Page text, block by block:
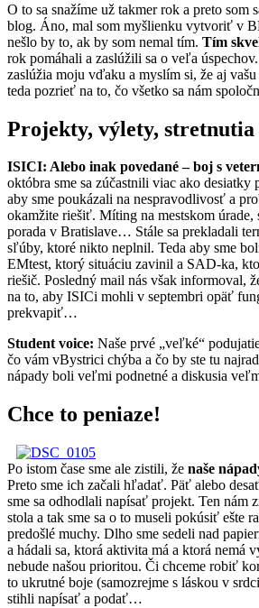
O to sa snažíme už takmer rok a preto som
blog. Áno, mal som myšlienku vytvoriť v
nešlo by to, ak by som nemal tím. Tím
rok pomáhali a zaslúžili sa o veľa
zaslúžia moju vďaku a myslím si, že aj
teda pozrieť na to, čo všetko sa nám
Projekty, výlety,
ISICI: Alebo inak povedané – boj s
októbra sme sa zúčastnili viac ako desiatky
aby sme poukázali na nespravodlivosť a
okamžite riešiť. Míting na mestskom úrade,
porada v Bratislave… Stále sa prekladali
sľúby, ktoré nikto neplnil. Teda aby sme
EMtest, ktorý situáciu zavinil a SAD-ka,
riešič. Posledný mail nás však informoval,
na to, aby ISICi mohli v septembri opäť
prekvapiť…
Student voice: Naše prvé „veľké“
čo vám vBystrici chýba a čo by ste tu
nápady boli veľmi podnetné a diskusia
Chce to peniaze!
Po istom čase sme ale zistili, že naše
Preto sme ich začali hľadať. Päť alebo
sme sa odhodlali napísať projekt. Ten nám
stola a tak sme sa o to museli pokúsiť ešte
predošlé muchy. Dlho sme sedeli nad
a hádali sa, ktorá aktivita má a ktorá nemá
nebude našou prioritou. Či chceme robiť
to ukrutné boje (samozrejme s láskou v
stihli napísať a podať…